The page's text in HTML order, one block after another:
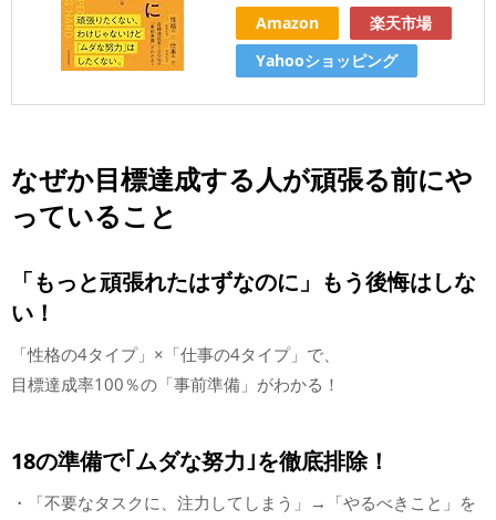
Amazon
楽天市場
Yahooショッピング
なぜか目標達成する人が頑張る前にや
っていること
「もっと頑張れたはずなのに」もう後悔はしな
い！
「性格の4タイプ」×「仕事の4タイプ」で、
目標達成率100％の「事前準備」がわかる！
18の準備で｢ムダな努力｣を徹底排除！
・「不要なタスクに、注力してしまう」→「やるべきこと」を